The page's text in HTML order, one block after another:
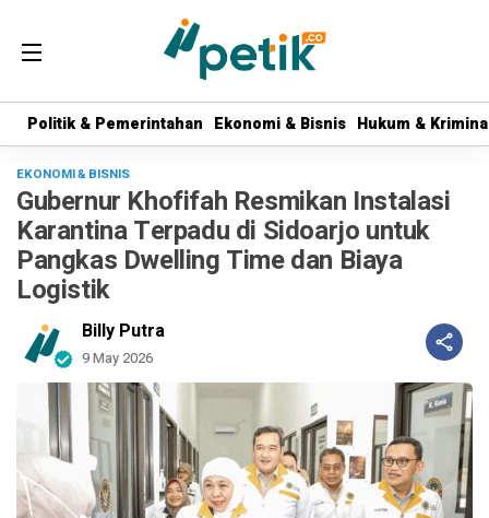
Politik & Pemerintahan Ekonomi & Bisnis Hukum &
Politik & Pemerintahan Ekonomi & Bisnis Hukum &
EKONOMI & BISNIS
Gubernur Khofifah Resmikan Instalasi
Karantina Terpadu di Sidoarjo untuk
Pangkas Dwelling Time dan Biaya
Logistik
Billy Putra
9 May 2026